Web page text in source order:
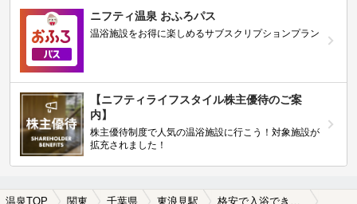
ニフティ温泉 おふろパス
温浴施設をお得に楽しめるサブスクリプションプラン
【ニフティライフスタイル株主優待のご案
内】
株主優待制度で人気の温浴施設に行こう！対象施設が
拡充されました！
温泉TOP 関東 千葉県 東浪見駅